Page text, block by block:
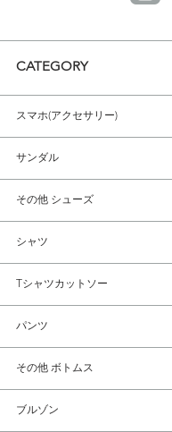
CATEGORY
スマホ(アクセサリー)
サンダル
その他 シューズ
シャツ
Tシャツカットソー
パンツ
その他 ボトムス
ブルゾン